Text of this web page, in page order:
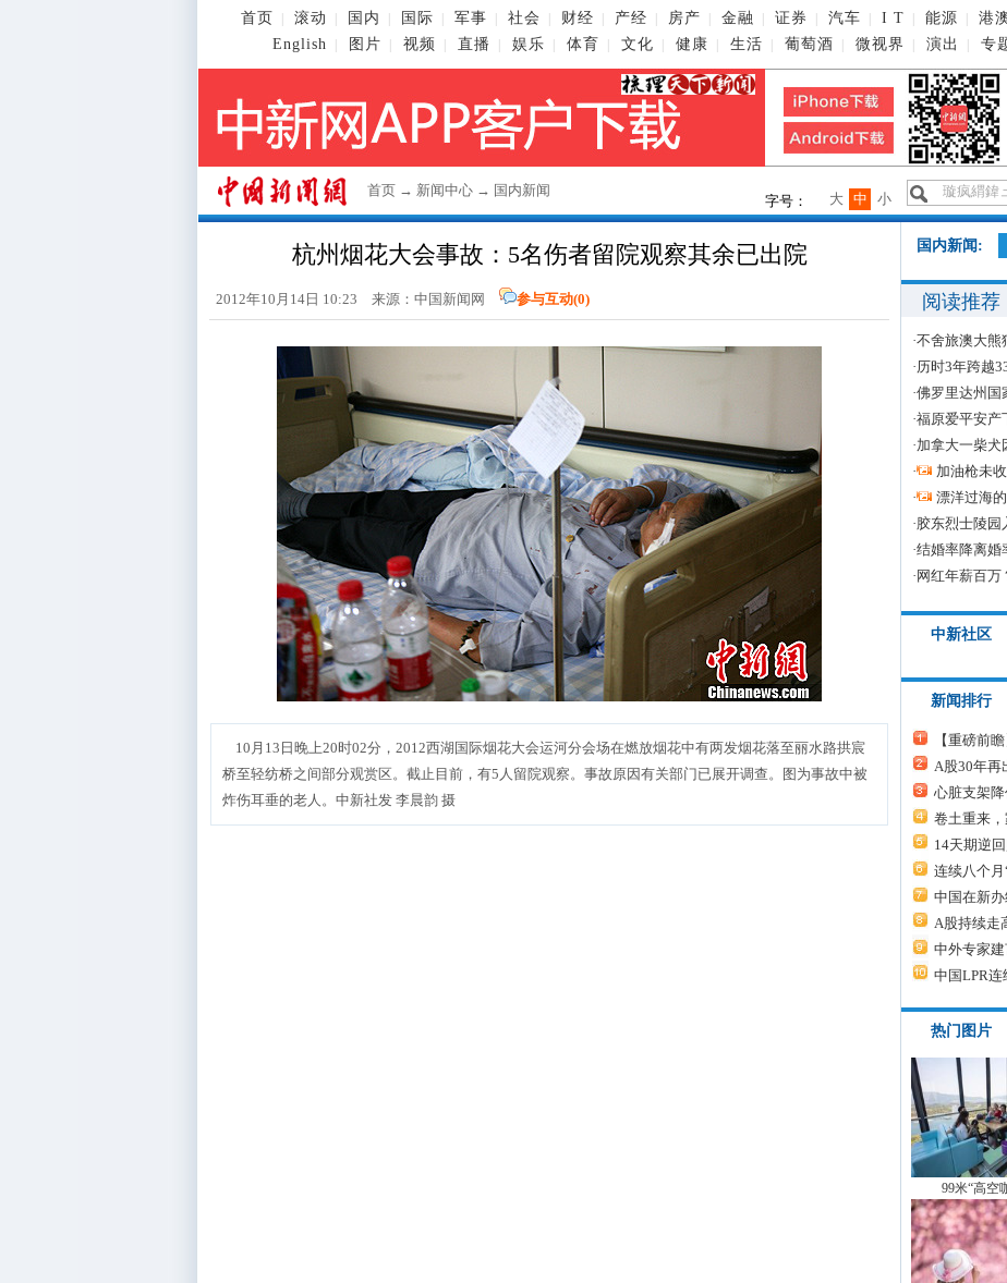
首页 滚动 国内 国际 军事 社会 财经 产经 房产 金融 证券 汽车 I T 能源 港
English
图片 视频 直播 娱乐 体育 文化 健康 生活 葡萄酒 微视界 演出 专
首页 → 新闻中心 → 国内新闻
字号： 小
中
大
杭州烟花大会事故：5名伤者留院观察其余已出院
2012年10月14日 10:23 来源： 中国新闻网 参与互动(0)
10月13日晚上20时02分，2012西湖国际烟花大会运河分会场在燃放烟花中有两发烟花落至丽水路拱宸
桥至轻纺桥之间部分观赏区。截止目前，有5人留院观察。事故原因有关部门已展开调查。图为事故中被
炸伤耳垂的老人。中新社发 李晨韵 摄
国内新闻:
阅读推荐
·不舍旅澳大熊
·历时3年跨越
·佛罗里达州国
·福原爱平安产
·加拿大一柴犬
·
加油枪未
·
漂洋过海
·胶东烈士陵园
·结婚率降离婚
· 网红年薪百
中新社区
新闻排行
【重磅前
A股30年再
心脏支架
卷土重来
14天期逆
连续八个月
中国在新
A股持续走
中外专家
中国LPR连
热门图片
99米“高空